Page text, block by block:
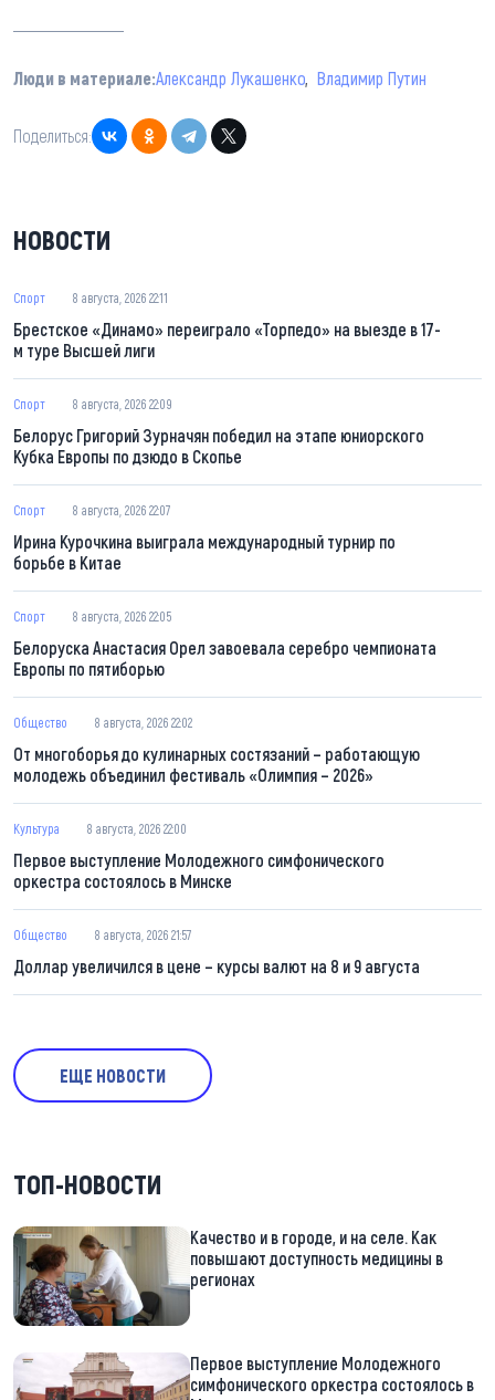
Люди в материале:Александр Лукашенко Владимир Путин
Поделиться:
НОВОСТИ
Спорт 8 августа, 2026 22:11
Брестское «Динамо» переиграло «Торпедо» на выезде в 17-
м туре Высшей лиги
Спорт 8 августа, 2026 22:09
Белорус Григорий Зурначян победил на этапе юниорского
Кубка Европы по дзюдо в Скопье
Спорт 8 августа, 2026 22:07
Ирина Курочкина выиграла международный турнир по
борьбе в Китае
Спорт 8 августа, 2026 22:05
Белоруска Анастасия Орел завоевала серебро чемпионата
Европы по пятиборью
Общество 8 августа, 2026 22:02
От многоборья до кулинарных состязаний – работающую
молодежь объединил фестиваль «Олимпия – 2026»
Культура 8 августа, 2026 22:00
Первое выступление Молодежного симфонического
оркестра состоялось в Минске
Общество 8 августа, 2026 21:57
Доллар увеличился в цене – курсы валют на 8 и 9 августа
ЕЩЕ НОВОСТИ
ТОП-НОВОСТИ
Качество и в городе, и на селе. Как
повышают доступность медицины в
регионах
Первое выступление Молодежного
симфонического оркестра состоялось в